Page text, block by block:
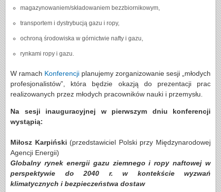
magazynowaniem/składowaniem bezzbiornikowym,
transportem i dystrybucją gazu i ropy,
ochroną środowiska w górnictwie nafty i gazu,
rynkami ropy i gazu.
W ramach Konferencji planujemy zorganizowanie sesji „młodych
profesjonalistów”, która będzie okazją do prezentacji prac
realizowanych przez młodych pracowników nauki i przemysłu.
Na sesji inauguracyjnej w pierwszym dniu konferencji
wystąpią:
Miłosz Karpiński (przedstawiciel Polski przy Międzynarodowej
Agencji Energii)
Globalny rynek energii gazu ziemnego i ropy naftowej w
perspektywie do 2040 r. w kontekście wyzwań
klimatycznych i bezpieczeństwa dostaw